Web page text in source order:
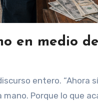
en medio
Porque lo que